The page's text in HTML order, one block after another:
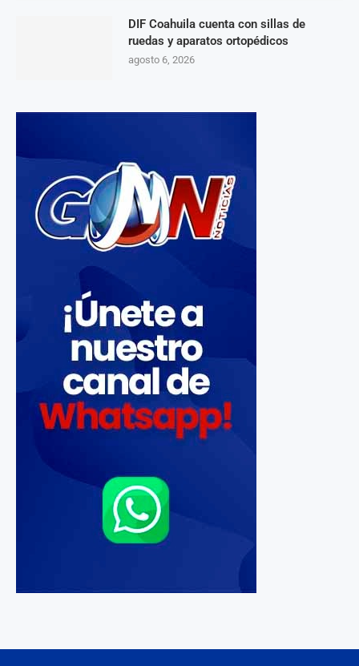
DIF Coahuila cuenta con sillas de
ruedas y aparatos ortopédicos
agosto 6, 2026